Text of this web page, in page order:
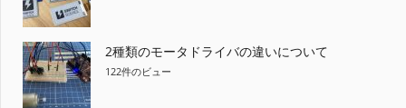
2種類のモータドライバの違いについて
122件のビュー